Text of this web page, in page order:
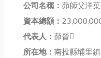
公司名稱： 茆師父洋
資本總額：
代表人： 茆晉
所在地： 南投縣埔里